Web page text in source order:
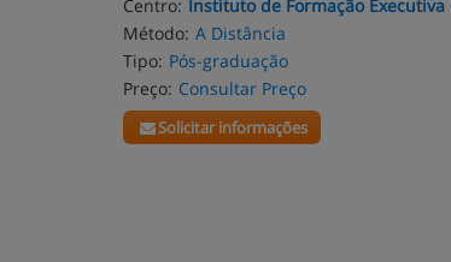
Centro: Instituto de Formação
Método: A Distância
Tipo: Pós-graduação
Preço: Consultar Preço
Solicitar informações